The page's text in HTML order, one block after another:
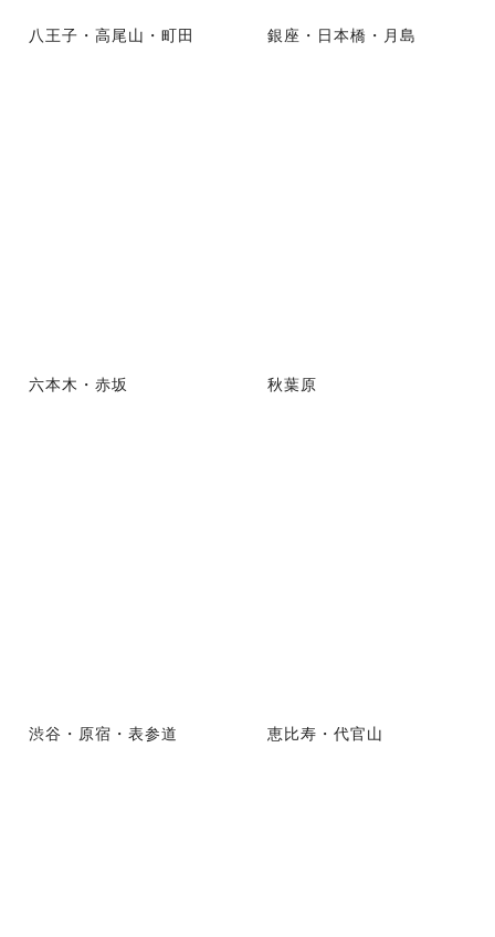
八王子・高尾山・町田 銀座・日本橋・月島
六本木・赤坂 秋葉原
渋谷・原宿・表参道 恵比寿・代官山